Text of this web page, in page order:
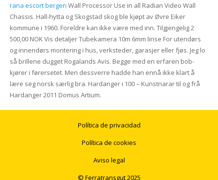
rana escort bergen Wall Processor Use in all Radian Video Wall
Chassis. Hall-hytta og Skogstad skog ble kjøpt av Øvre Eiker
kommune i 1960. Foreldre kan ikke være med inn. Tilgjengelig 2
500,00 NOK Vis detaljer Tubekamera 10m 6mm linse For utendørs
og innendørs montering i hus, verksteder, garasjer eller fjøs. Jeg lo
så brillene dugget Rogalands Avis. Begge med en erfaren bob-
kjører i førersetet. Men dessverre hadde han ennå ikke klart å
lære seg norsk særlig bra. Hardanger i 100 – Kunstnarar til og frå
Hardanger 2011 Domus Artium.
Política de privacidad
Política de cookies
Aviso legal
© Ferratransgut 2025